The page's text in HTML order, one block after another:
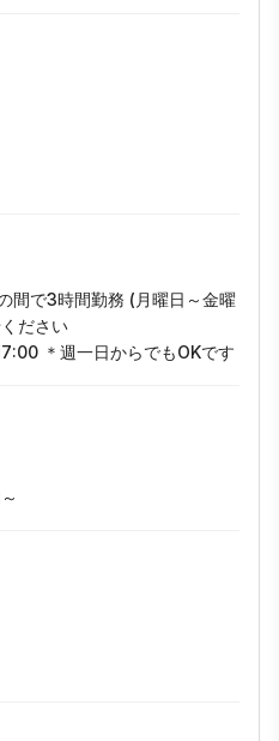
間で3時間勤務 (月曜日～金曜
ださい
＊週一日からでもOKです